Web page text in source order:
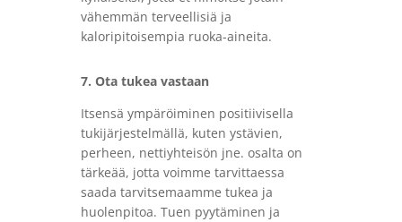
vähemmän terveellisiä ja
kaloripitoisempia ruoka-aineita.
7. Ota tukea vastaan
Itsensä ympäröiminen positiivisella
tukijärjestelmällä, kuten ystävien,
perheen, nettiyhteisön jne. osalta on
tärkeää, jotta voimme tarvittaessa
saada tarvitsemaamme tukea ja
huolenpitoa. Tuen pyytäminen ja